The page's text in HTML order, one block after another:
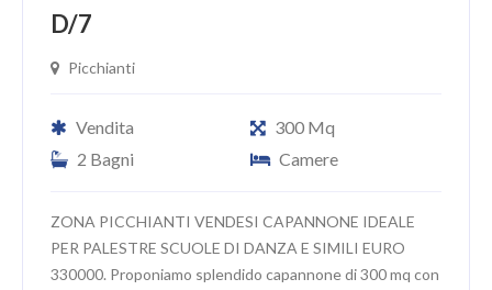
D/7
Picchianti
Vendita
300 Mq
2 Bagni
Camere
ZONA PICCHIANTI VENDESI CAPANNONE IDEALE
PER PALESTRE SCUOLE DI DANZA E SIMILI EURO
330000. Proponiamo splendido capannone di 300 mq con